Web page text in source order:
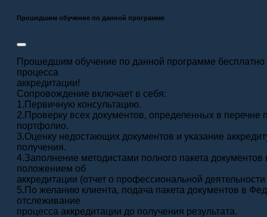
Прошедшим обучение по данной программе
Прошедшим обучение по данной программе
процесса
аккредитации!
Сопровождение включает в себя:
1.Первичную консультацию.
2.Проверку всех документов, определенных в
портфолио.
3.Оценку недостающих документов и указание
получения.
4.Заполнение методистами полного пакета
положением об
аккредитации (отчет о профессиональной деятельности
5.По желанию клиента, подача пакета документов в
отслеживание
процесса аккредитации до получения результата.